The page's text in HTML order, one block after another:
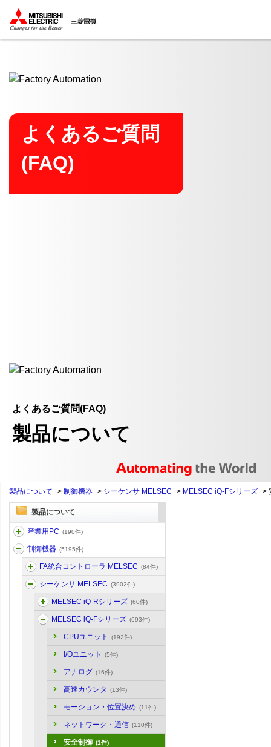
ここから本文
よくあるご質問
(FAQ)
よくあるご質問(FAQ)
製品について
製品について > 制御機器 > シーケンサ MELSEC > MELSEC iQ-Fシリーズ >
製品について
産業用PC (190件)
制御機器 (5195件)
FA統合コントローラ MELSEC (84件)
シーケンサ MELSEC (3902件)
MELSEC iQ-Rシリーズ (60件)
MELSEC iQ-Fシリーズ (693件)
CPUユニット (192件)
I/Oユニット (5件)
アナログ (16件)
高速カウンタ (13件)
モーション・位置決め (11件)
ネットワーク・通信 (110件)
安全制御 (1件)